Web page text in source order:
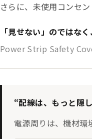
さらに、未使用コンセ
「見せない」のではな
Power Strip Safety
“配線は、もっと隠
電源周りは、機材環